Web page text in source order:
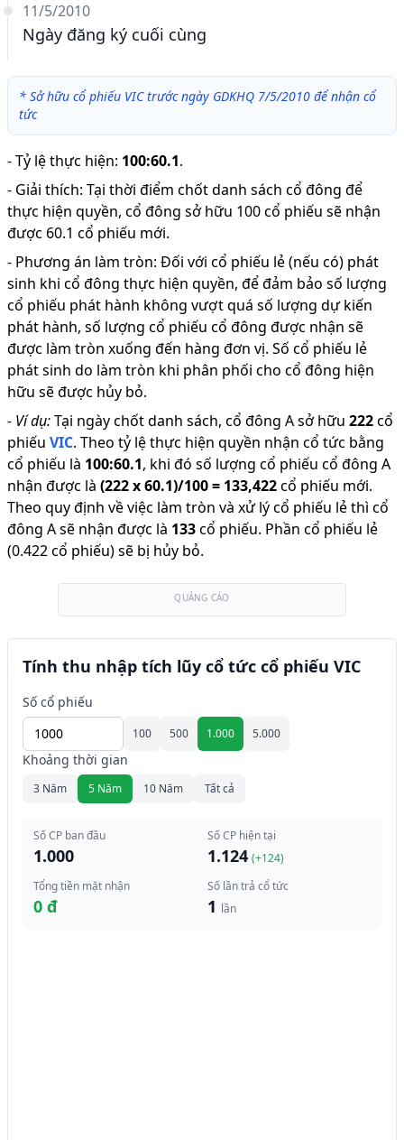
11/5/2010
Ngày đăng ký cuối cùng
* Sở hữu cổ phiếu VIC trước ngày GDKHQ 7/5/2010 để nhận cổ
tức
-Tỷ lệ thực hiện: 100:60.1.
- Giải thích: Tại thời điểm chốt danh sách cổ đông để
thực hiện quyền, cổ đông sở hữu 100 cổ phiếu sẽ nhận
được 60.1 cổ phiếu mới.
- Phương án làm tròn: Đối với cổ phiếu lẻ (nếu có) phát
sinh khi cổ đông thực hiện quyền, để đảm bảo số lượng
cổ phiếu phát hành không vượt quá số lượng dự kiến
phát hành, số lượng cổ phiếu cổ đông được nhận sẽ
được làm tròn xuống đến hàng đơn vị. Số cổ phiếu lẻ
phát sinh do làm tròn khi phân phối cho cổ đông hiện
hữu sẽ được hủy bỏ.
- Ví dụ:Tại ngày chốt danh sách, cổ đông A sở hữu 222cổ
phiếu VIC. Theo tỷ lệ thực hiện quyền nhận cổ tức bằng
cổ phiếu là 100:60.1, khi đó số lượng cổ phiếu cổ đông A
nhận được là (222x60.1)/100= 133,422cổ phiếu mới.
Theo quy định về việc làm tròn và xử lý cổ phiếu lẻ thì cổ
đông A sẽ nhận được là 133cổ phiếu. Phần cổ phiếu lẻ
(0.422 cổ phiếu) sẽ bị hủy bỏ.
QUẢNG CÁO
Tính thu nhập tích lũy cổ tức cổ phiếu VIC
Số cổ phiếu
100 500 1.000 5.000
Khoảng thời gian
3 Năm 5 Năm 10 Năm Tất cả
Số CP ban đầu
1.000
Số CP hiện tại
1.124 (+124)
Tổng tiền mặt nhận
0 đ
Số lần trả cổ tức
1 lần